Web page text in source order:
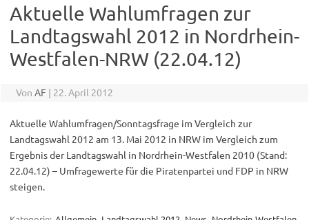
Aktuelle Wahlumfragen zur
Landtagswahl 2012 in Nordrhein-
Westfalen-NRW (22.04.12)
Von AF | 22. April 2012
Aktuelle Wahlumfragen/Sonntagsfrage im Vergleich zur
Landtagswahl 2012 am 13. Mai 2012 in NRW im Vergleich zum
Ergebnis der Landtagswahl in Nordrhein-Westfalen 2010 (Stand:
22.04.12) – Umfragewerte für die Piratenpartei und FDP in NRW
steigen.